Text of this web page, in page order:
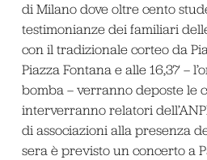
di Milano dove oltre cento
testimonianze dei familiari
con il tradizionale corteo da
Piazza Fontana e alle 16,37 –
bomba – verranno deposte le
interverranno relatori
di associazioni alla presenza
sera è previsto un concerto a